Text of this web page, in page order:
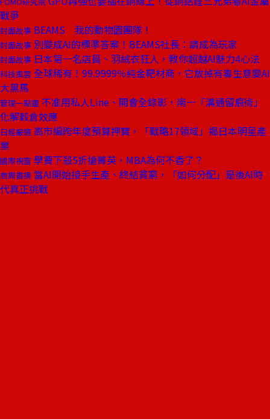
戰爭
封面故事 BEAMS 我的動物園團隊！
封面故事 別變成AI的標準答案！BEAMS社長：請成為玩家
封面故事 日本第一名店員、羽絨衣狂人，教你超越AI魅力4心法
科技風雲 全球稀有！99.9999％純金靶材商，它放掉有毒生意變AI
大黑馬
管理一點靈 不准用私人Line、開會全錄影，南一「溝通留痕術」
化解穀倉效應
日經嚴選 高市編跨年度預算押寶，「戰略17領域」揭日本明星產
業
國際視窗 學費下殺5折搶菁英，MBA為何不香了？
商周書摘 當AI開始接手生產、終結貧窮，「如何分配」是後AI時
代真正挑戰